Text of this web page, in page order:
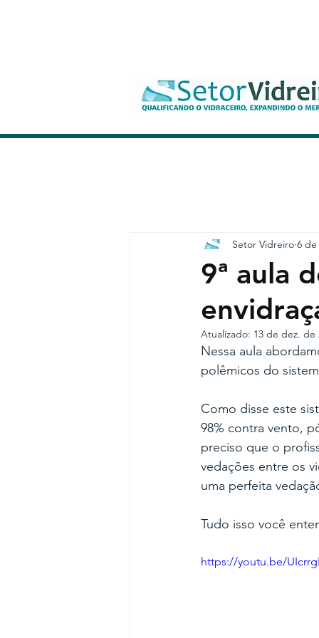
9ª aula
Setor Vidreiro 6 de
Atualizado: 13 de dez. de
Nessa aula
polêmicos do
Como disse este
98% contra vento,
preciso que o
vedações entre os
uma perfeita
Tudo isso você
https://youtu.be/